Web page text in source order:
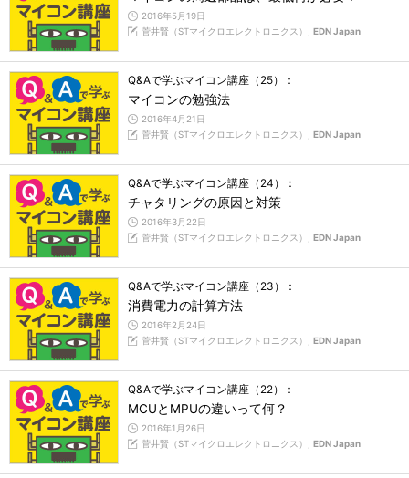
2016年5月19日
菅井賢（STマイクロエレクトロニクス）, EDN Japan
Q&Aで学ぶマイコン講座（25）：
マイコンの勉強法
2016年4月21日
菅井賢（STマイクロエレクトロニクス）, EDN Japan
Q&Aで学ぶマイコン講座（24）：
チャタリングの原因と対策
2016年3月22日
菅井賢（STマイクロエレクトロニクス）, EDN Japan
Q&Aで学ぶマイコン講座（23）：
消費電力の計算方法
2016年2月24日
菅井賢（STマイクロエレクトロニクス）, EDN Japan
Q&Aで学ぶマイコン講座（22）：
MCUとMPUの違いって何？
2016年1月26日
菅井賢（STマイクロエレクトロニクス）, EDN Japan